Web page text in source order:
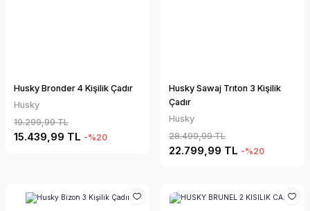
Husky Bronder 4 Kişilik Çadır
Husky
19.299,99 TL
15.439,99 TL -%20
Husky Sawaj Trıton 3 Kişilik
Çadır
Husky
28.499,99 TL
22.799,99 TL -%20